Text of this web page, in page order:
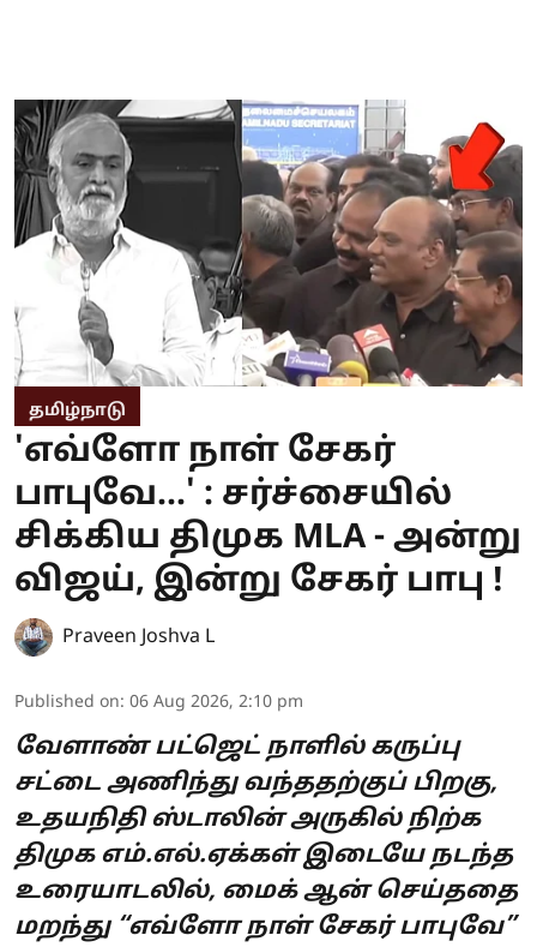
தமிழ்நாடு
'எவ்ளோ நாள் சேகர்
பாபுவே...' : சர்ச்சையில்
சிக்கிய திமுக MLA - அன்று
விஜய், இன்று சேகர் பாபு !
Praveen Joshva L
Published on: 06 Aug 2026, 2:10 pm
வேளாண் பட்ஜெட் நாளில் கருப்பு
சட்டை அணிந்து வந்ததற்குப் பிறகு,
உதயநிதி ஸ்டாலின் அருகில் நிற்க
திமுக எம்.எல்.ஏக்கள் இடையே நடந்த
உரையாடலில், மைக் ஆன் செய்ததை
மறந்து “எவ்ளோ நாள் சேகர் பாபுவே”